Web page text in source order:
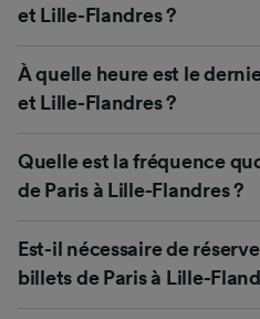
et Lille-Flandres ?
À quelle heure est le
et Lille-Flandres ?
Quelle est la fréquence
de Paris à Lille-Flandres ?
Est-il nécessaire de
billets de Paris à Lille-